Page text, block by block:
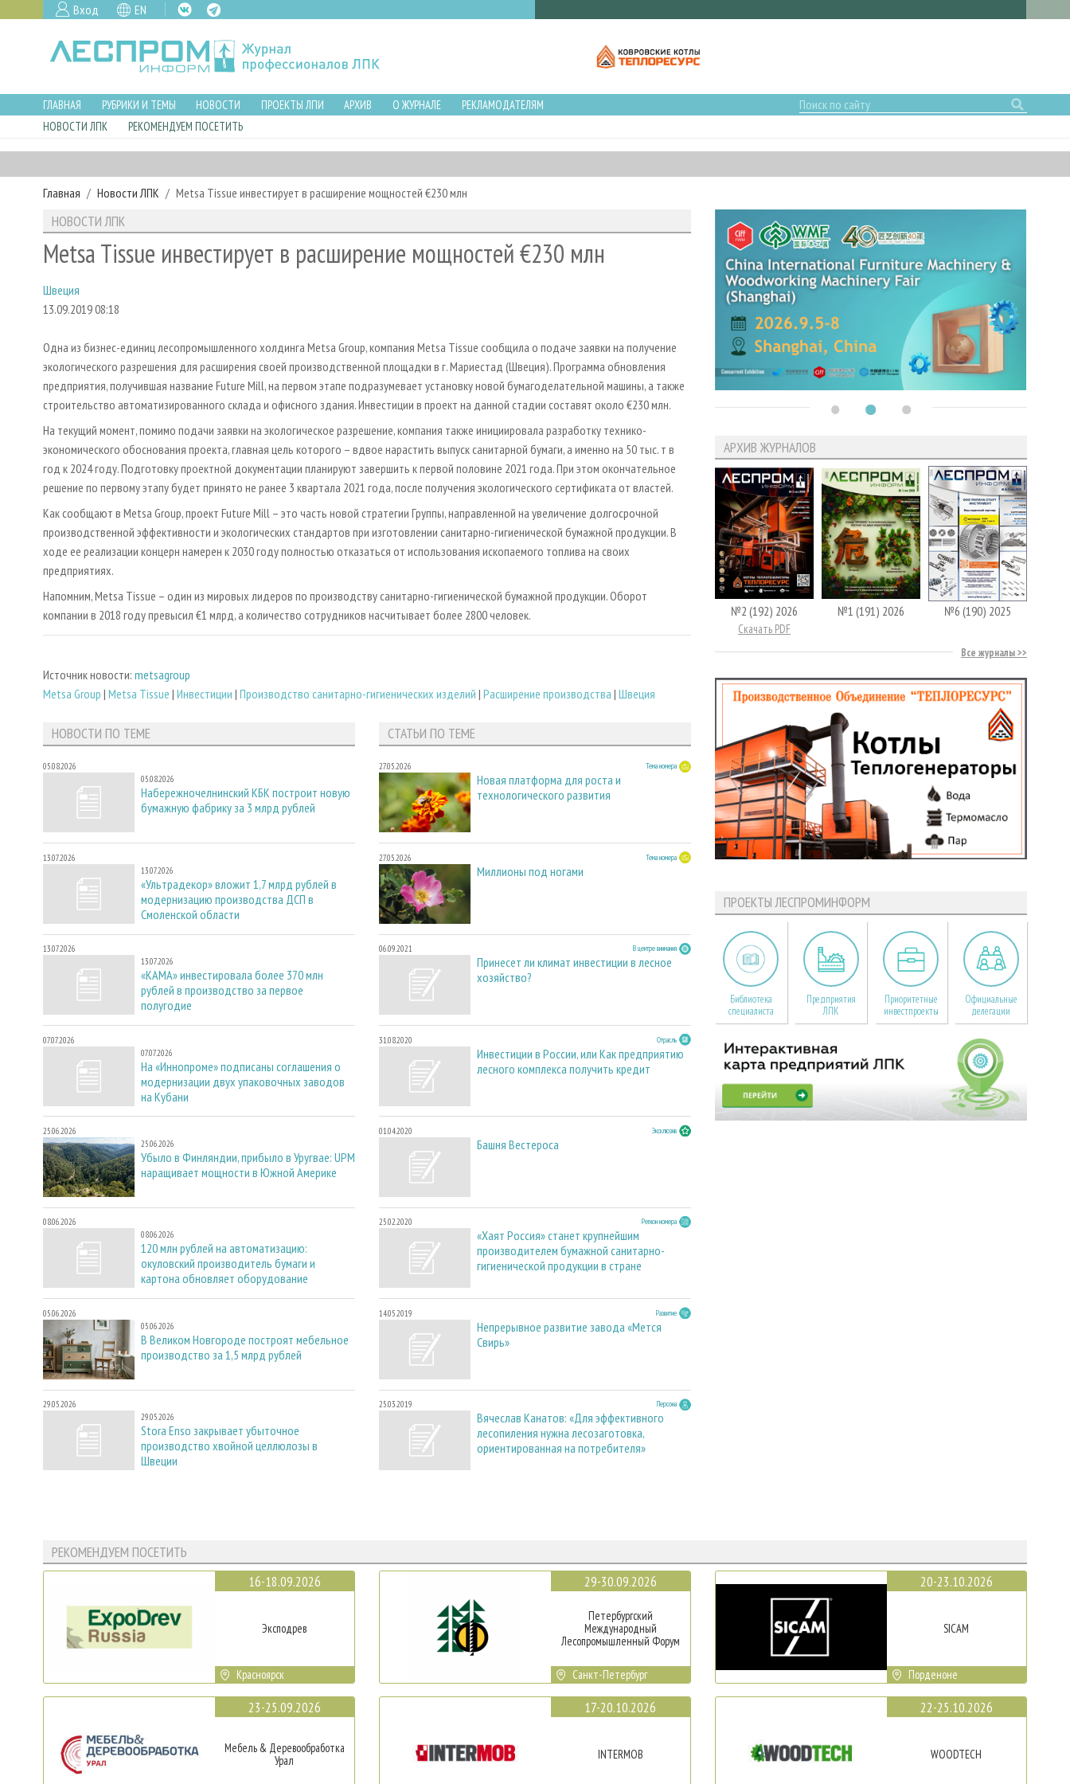
Вход EN
ГЛАВНАЯ РУБРИКИ И ТЕМЫ НОВОСТИ ПРОЕКТЫ ЛПИ АРХИВ О ЖУРНАЛЕ
РЕКЛАМОДАТЕЛЯМ
НОВОСТИ ЛПК
РЕКОМЕНДУЕМ ПОСЕТИТЬ
Главная Новости ЛПК Metsa Tissue инвестирует в расширение мощностей €230 млн
НОВОСТИ ЛПК
Metsa Tissue инвестирует в расширение мощностей €230 млн
Швеция
13.09.2019 08:18
Одна из бизнес-единиц лесопромышленного холдинга Metsa Group, компания Metsa Tissue сообщила о подаче заявки на получение
экологического разрешения для расширения своей производственной площадки в г. Мариестад (Швеция). Программа обновления
предприятия, получившая название Future Mill, на первом этапе подразумевает установку новой бумагоделательной машины, а также
строительство автоматизированного склада и офисного здания. Инвестиции в проект на данной стадии составят около €230 млн.
На текущий момент, помимо подачи заявки на экологическое разрешение, компания также инициировала разработку технико-
экономического обоснования проекта, главная цель которого – вдвое нарастить выпуск санитарной бумаги, а именно на 50 тыс. т в
год к 2024 году. Подготовку проектной документации планируют завершить к первой половине 2021 года. При этом окончательное
решение по первому этапу будет принято не ранее 3 квартала 2021 года, после получения экологического сертификата от властей.
Как сообщают в Metsa Group, проект Future Mill – это часть новой стратегии Группы, направленной на увеличение долгосрочной
производственной эффективности и экологических стандартов при изготовлении санитарно-гигиенической бумажной продукции. В
ходе ее реализации концерн намерен к 2030 году полностью отказаться от использования ископаемого топлива на своих
предприятиях.
Напомним, Metsa Tissue – один из мировых лидеров по производству санитарно-гигиенической бумажной продукции. Оборот
компании в 2018 году превысил €1 млрд, а количество сотрудников насчитывает более 2800 человек.
Источник новости: metsagroup
Metsa Group | Metsa Tissue | Инвестиции | Производство санитарно-гигиенических изделий | Расширение производства | Швеция
НОВОСТИ ПО ТЕМЕ
05.08.2026
05.08.2026
Набережночелнинский КБК построит новую
бумажную фабрику за 3 млрд рублей
13.07.2026
13.07.2026
«Ультрадекор» вложит 1,7 млрд рублей в
модернизацию производства ДСП в
Смоленской области
13.07.2026
13.07.2026
«КАМА» инвестировала более 370 млн
рублей в производство за первое
полугодие
07.07.2026
07.07.2026
На «Иннопроме» подписаны соглашения о
модернизации двух упаковочных заводов
на Кубани
25.06.2026
25.06.2026
Убыло в Финляндии, прибыло в Уругвае: UPM
наращивает мощности в Южной Америке
08.06.2026
08.06.2026
120 млн рублей на автоматизацию:
окуловский производитель бумаги и
картона обновляет оборудование
05.06.2026
05.06.2026
В Великом Новгороде построят мебельное
производство за 1,5 млрд рублей
29.05.2026
29.05.2026
Stora Enso закрывает убыточное
производство хвойной целлюлозы в
Швеции
СТАТЬИ ПО ТЕМЕ
27.05.2026 Тема номера
Новая платформа для роста и
технологического развития
27.05.2026 Тема номера
Миллионы под ногами
06.09.2021 В центре внимания
Принесет ли климат инвестиции в лесное
хозяйство?
31.08.2020 Отрасль
Инвестиции в России, или Как предприятию
лесного комплекса получить кредит
01.04.2020 Эксклюзив
Башня Вестероса
25.02.2020 Регион номера
«Хаят Россия» станет крупнейшим
производителем бумажной санитарно-
гигиенической продукции в стране
14.05.2019 Развитие
Непрерывное развитие завода «Мется
Свирь»
25.03.2019 Персона
Вячеслав Канатов: «Для эффективного
лесопиления нужна лесозаготовка,
ориентированная на потребителя»
АРХИВ ЖУРНАЛОВ
№2 (192) 2026
Скачать PDF
№1 (191) 2026 №6 (190) 2025
Все журналы
ПРОЕКТЫ ЛЕСПРОМИНФОРМ
Библиотека
специалиста
Предприятия
ЛПК
Приоритетные
инвестпроекты
Официальные
делегации
РЕКОМЕНДУЕМ ПОСЕТИТЬ
16-18.09.2026
Эксподрев
Красноярск
23-25.09.2026
Мебель & Деревообработка
Урал
29-30.09.2026
Петербургский
Международный
Лесопромышленный Форум
Санкт-Петербург
17-20.10.2026
INTERMOB
20-23.10.2026
SICAM
Порденоне
22-25.10.2026
WOODTECH